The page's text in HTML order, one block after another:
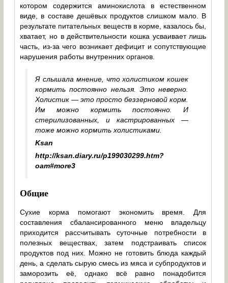
котором содержится аминокислота в естественном
виде, в составе дешёвых продуктов слишком мало. В
результате питательных веществ в корме, казалось бы,
хватает, но в действительности кошка усваивает лишь
часть, из-за чего возникает дефицит и сопутствующие
нарушения работы внутренних органов.
Я слышала мнение, что холистиком кошек
кормить постоянно нельзя. Это неверно.
Холистик — это просто беззерновой корм.
Им можно кормить постоянно. И
стерилизованных, и кастрированных —
тоже можно кормить холистиками.
Ksan
http://ksan.diary.ru/p199030299.htm?
oam#more3
Общие
Сухие корма помогают экономить время. Для
составления сбалансированного меню владельцу
приходится рассчитывать суточные потребности в
полезных веществах, затем подстраивать список
продуктов под них. Можно не готовить блюда каждый
день, а сделать сырую смесь из мяса и субпродуктов и
заморозить её, однако всё равно понадобится